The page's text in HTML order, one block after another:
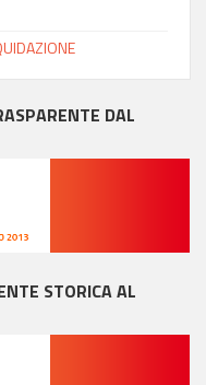
DAL
STORICA AL